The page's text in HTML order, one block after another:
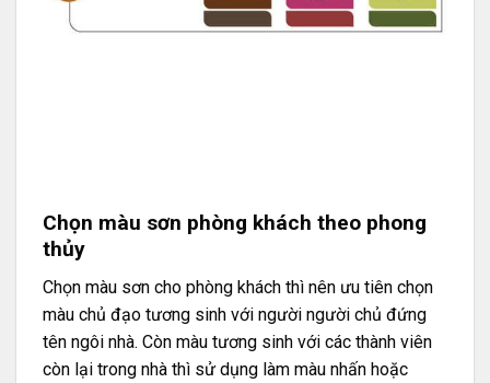
Chọn màu sơn phòng khách theo phong
thủy
Chọn màu sơn cho phòng khách thì nên ưu tiên chọn
màu chủ đạo tương sinh với người người chủ đứng
tên ngôi nhà. Còn màu tương sinh với các thành viên
còn lại trong nhà thì sử dụng làm màu nhấn hoặc